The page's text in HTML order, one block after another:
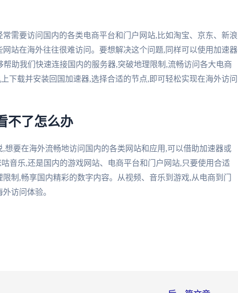
需要访问国内的各类电商平台和门户网站,比如淘宝、京东、新浪
站在海外往往很难访问。要想解决这个问题,同样可以使用加速器
助我们快速连接国内的服务器,突破地理限制,流畅访问各大电商
下载并安装回国加速器,选择合适的节点,即可轻松实现在海外访问
不了怎么办
想要在海外流畅地访问国内的各类网站和应用,可以借助加速器或
音乐,还是国内的游戏网站、电商平台和门户网站,只要使用合适
制,畅享国内精彩的数字内容。从视频、音乐到游戏,从电商到门
访问体验。